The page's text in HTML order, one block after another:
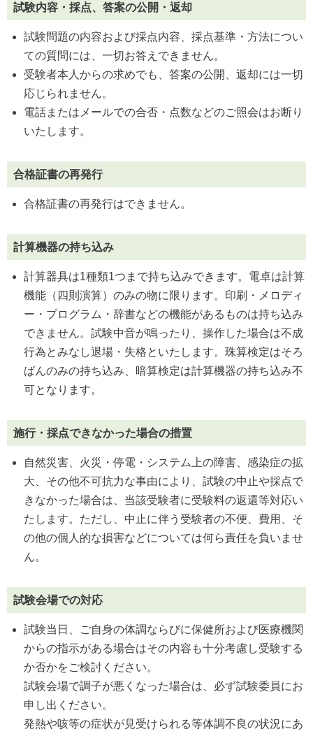
試験内容・採点、答案の公開・返却
試験問題の内容および採点内容、採点基準・方法につい
ての質問には、一切お答えできません。
受験者本人からの求めでも、答案の公開、返却には一切
応じられません。
電話またはメールでの合否・点数などのご照会はお断り
いたします。
合格証書の再発行
合格証書の再発行はできません。
計算機器の持ち込み
計算器具は1種類1つまで持ち込みできます。電卓は計算
機能（四則演算）のみの物に限ります。印刷・メロディ
ー・プログラム・辞書などの機能があるものは持ち込み
できません。試験中音が鳴ったり、操作した場合は不成
行為とみなし退場・失格といたします。珠算検定はそろ
ばんのみの持ち込み、暗算検定は計算機器の持ち込み不
可となります。
施行・採点できなかった場合の措置
自然災害、火災・停電・システム上の障害、感染症の拡
大、その他不可抗力な事由により、試験の中止や採点で
きなかった場合は、当該受験者に受験料の返還等対応い
たします。ただし、中止に伴う受験者の不便、費用、そ
の他の個人的な損害などについては何ら責任を負いませ
ん。
試験会場での対応
試験当日、ご自身の体調ならびに保健所および医療機関
からの指示がある場合はその内容も十分考慮し受験する
か否かをご検討ください。
試験会場で調子が悪くなった場合は、必ず試験委員にお
申し出ください。
発熱や咳等の症状が見受けられる等体調不良の状況にあ